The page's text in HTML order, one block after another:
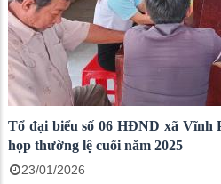
Tổ đại biểu số 06 HĐND xã Vĩnh
họp thường lệ cuối năm 2025
23/01/2026